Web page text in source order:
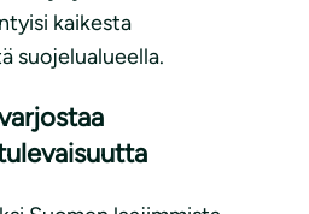
kaikesta
suojelualueella.